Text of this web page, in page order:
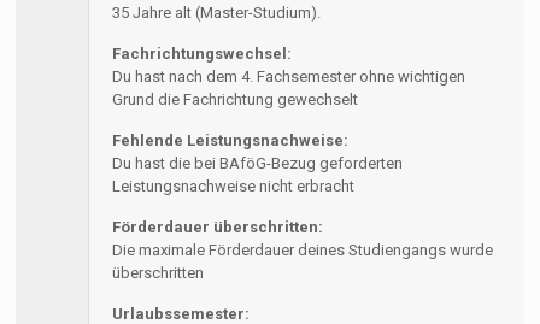
35 Jahre alt (Master-Studium).
Fachrichtungswechsel:
Du hast nach dem 4. Fachsemester ohne wichtigen
Grund die Fachrichtung gewechselt
Fehlende Leistungsnachweise:
Du hast die bei BAföG-Bezug geforderten
Leistungsnachweise nicht erbracht
Förderdauer überschritten:
Die maximale Förderdauer deines Studiengangs wurde
überschritten
Urlaubssemester: